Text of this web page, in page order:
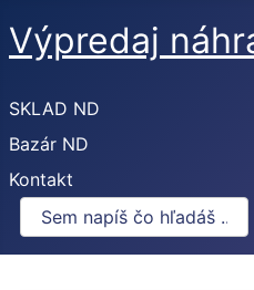
Výpredaj
SKLAD ND
Bazár ND
Kontakt